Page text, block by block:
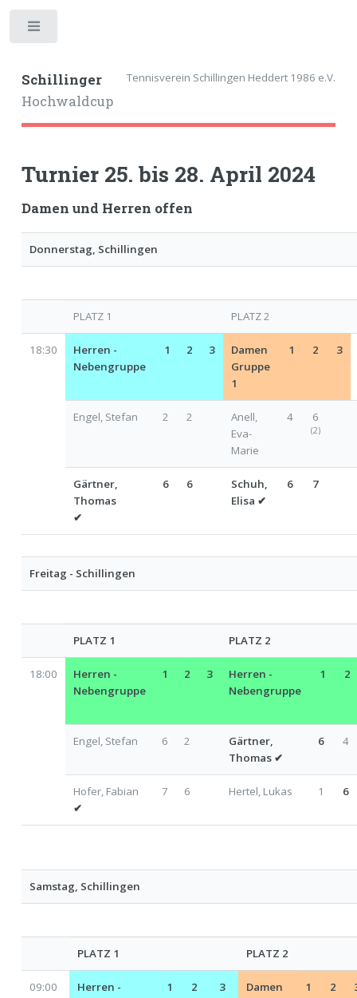
Schillinger
Hochwaldcup
Tennisverein Schillingen Heddert 1986 e.V.
Turnier 25. bis 28. April 2024
Damen und Herren offen
Donnerstag, Schillingen
PLATZ 1 PLATZ 2
18:30
Herren -
Nebengruppe
1 2 3
Damen
Gruppe
1
1 2 3
Engel, Stefan 2 2
Anell,
Eva-
Marie
4 6
(2)
Gärtner,
Thomas
✔
6 6
Schuh,
Elisa ✔
6 7
Freitag - Schillingen
PLATZ 1 PLATZ 2
18:00
Herren -
Nebengruppe
1 2 3
Herren -
Nebengruppe
1 2
Engel, Stefan 6 2
Gärtner,
Thomas ✔
6 4
Hofer, Fabian
✔
7 6 Hertel, Lukas 1 6
Samstag, Schillingen
PLATZ 1 PLATZ 2
09:00
Herren -
1 2 3
Damen
1 2